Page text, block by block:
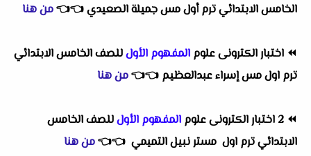
الخامس الابتدائي ترم أول مس جميلة الصعيدي👈
👈من هنا
⏪ اختبار الكترونى علوم المفهوم الأولللصف الخامس الابتدائي
ترم اول مس إسراء عبدالعظيم 👈
👈من هنا
⏪ 2 اختبار الكترونى علوم المفهوم الأولللصف الخامس
الابتدائي ترم اول مستر نبيل التميمي 👈
👈من هنا